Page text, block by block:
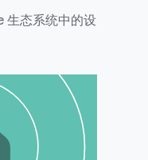
生态系统中的设